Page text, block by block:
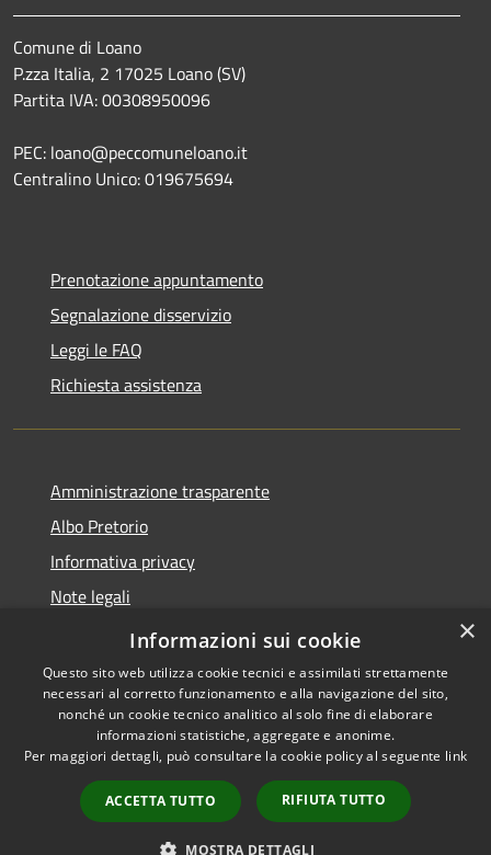
Comune di Loano
P.zza Italia, 2 17025 Loano (SV)
Partita IVA: 00308950096
PEC: loano@peccomuneloano.it
Centralino Unico: 019675694
Prenotazione appuntamento
Segnalazione disservizio
Leggi le FAQ
Richiesta assistenza
Amministrazione trasparente
Albo Pretorio
Informativa privacy
Note legali
Dichiarazione di accessibilità
Accessibilità
Copyright © 2026 • Comune di
Loano • Powered by
Municipium•
Accesso
redazione
×
Informazioni sui cookie
Questo sito web utilizza cookie tecnici e assimilati strettamente
necessari al corretto funzionamento e alla navigazione del sito,
nonché un cookie tecnico analitico al solo fine di elaborare
informazioni statistiche, aggregate e anonime.
Per maggiori dettagli, può consultare la cookie policy al seguente link
ACCETTA TUTTO RIFIUTA TUTTO
MOSTRA DETTAGLI